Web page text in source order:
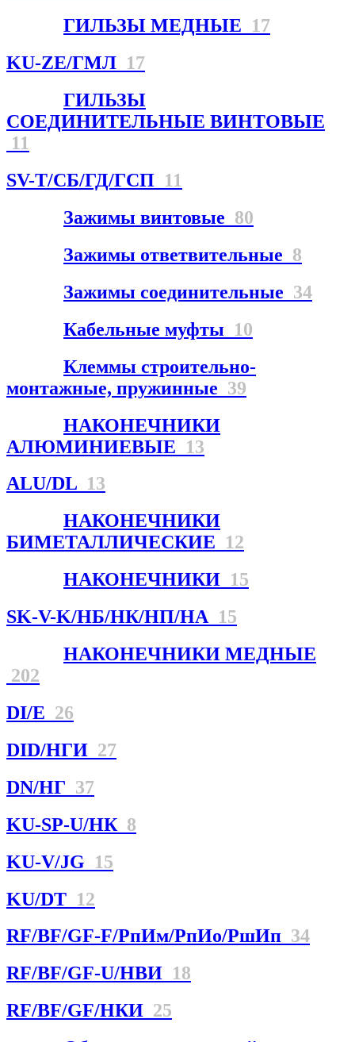
ГИЛЬЗЫ МЕДНЫЕ 17
KU-ZE/ГМЛ 17
ГИЛЬЗЫ
СОЕДИНИТЕЛЬНЫЕ ВИНТОВЫЕ
11
SV-T/СБ/ГД/ГСП 11
Зажимы винтовые 80
Зажимы ответвительные 8
Зажимы соединительные 34
Кабельные муфты 10
Клеммы строительно-
монтажные, пружинные 39
НАКОНЕЧНИКИ
АЛЮМИНИЕВЫЕ 13
ALU/DL 13
НАКОНЕЧНИКИ
БИМЕТАЛЛИЧЕСКИЕ 12
НАКОНЕЧНИКИ 15
SK-V-K/НБ/НК/НП/НА 15
НАКОНЕЧНИКИ МЕДНЫЕ
202
DI/E 26
DID/НГИ 27
DN/НГ 37
KU-SP-U/НК 8
KU-V/JG 15
KU/DT 12
RF/BF/GF-F/РпИм/РпИо/РшИп 34
RF/BF/GF-U/НBИ 18
RF/BF/GF/НКИ 25